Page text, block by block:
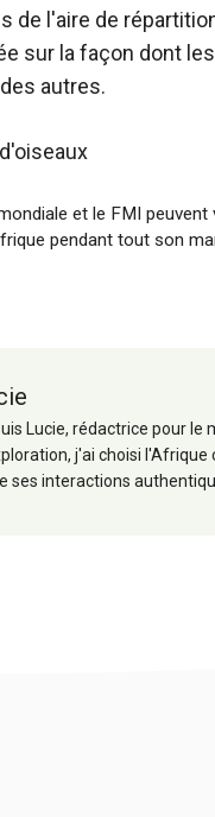
de l'aire de
sur la façon dont
autres.
et le FMI
pendant tout son
Lucie, rédactrice pour le
j'ai choisi
ses interactions